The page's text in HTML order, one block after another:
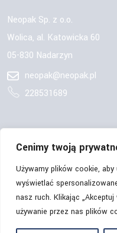
Cenimy twoją
Używamy plików cookie,
wyświetlać
nasz ruch. Klikając
używanie przez nas plików
Neopak Sp. z o.o.
Wolica, al. Katowicka 60
05-830 Nadarzyn
neopak@neopak.pl
228531689
OBSERWUJ NAS:
© Copyrights 2026 |